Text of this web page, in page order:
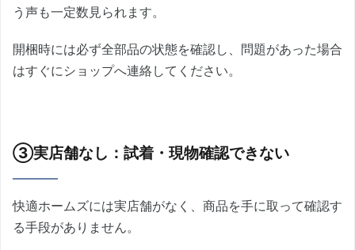
う声も一定数見られます。
開梱時には必ず全部品の状態を確認し、問題があった場合
はすぐにショップへ連絡してください。
③実店舗なし：試着・現物確認できない
快適ホームズには実店舗がなく、商品を手に取って確認す
る手段がありません。